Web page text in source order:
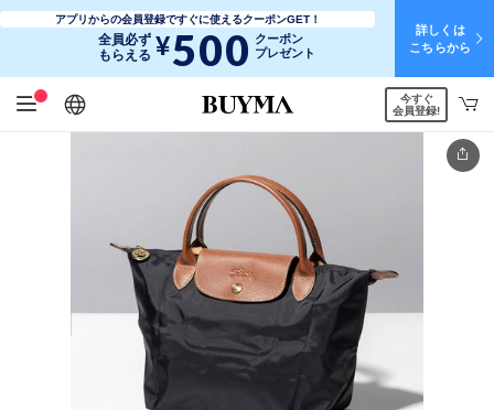
アプリからの会員登録ですぐに使えるクーポンGET！
全員必ず
もらえる ¥500 クーポン
プレゼント
詳しくは
こちらから
日本語
English
简体中文
繁體中文
今すぐ
会員登録!